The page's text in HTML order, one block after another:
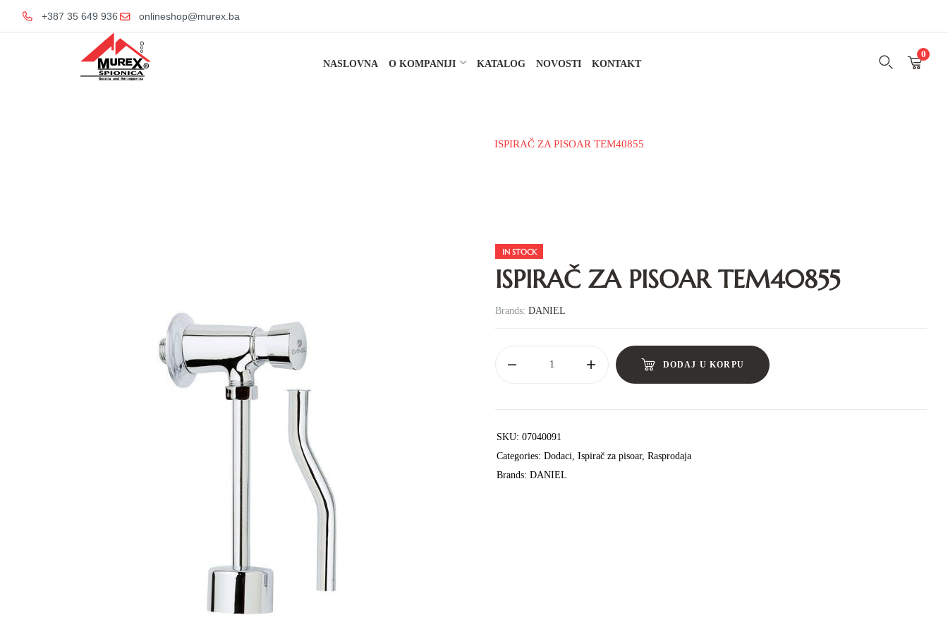
+387 35 649 936 onlineshop@murex.ba
NASLOVNA O KOMPANIJI KATALOG NOVOSTI KONTAKT
0
ISPIRAČ ZA PISOAR TEM40855
IN STOCK
ISPIRAČ ZA PISOAR TEM40855
Brands: DANIEL
DODAJ U KORPU
SKU: 07040091
Categories: Dodaci, Ispirač za pisoar, Rasprodaja
Brands: DANIEL